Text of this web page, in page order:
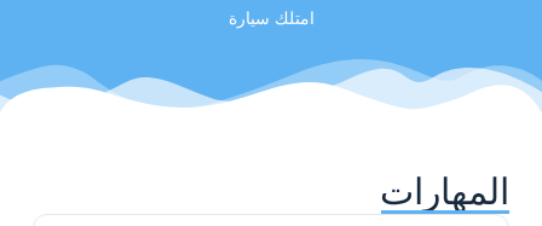
امتلك سيارة
المهارات